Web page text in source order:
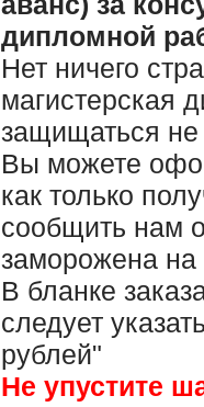
дипломной
Нет ничего
магистерская
защищаться не
Вы можете
как только
сообщить нам
заморожена
В бланке
следует
рублей"
Не упустите